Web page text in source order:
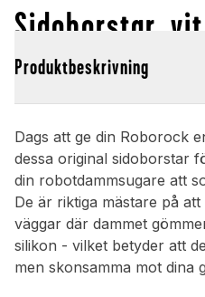
Sidoborstar, vit
Produktbeskrivning
Dags att ge din Roborock
dessa original sidoborstar
din robotdammsugare att
De är riktiga mästare på
väggar där dammet
silikon - vilket betyder att
men skonsamma mot dina